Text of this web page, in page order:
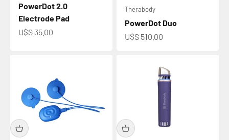
PowerDot 2.0
Electrode Pad
Precio de oferta
U$S 35.00
Therabody
PowerDot Duo
Precio de oferta
U$S 510.00